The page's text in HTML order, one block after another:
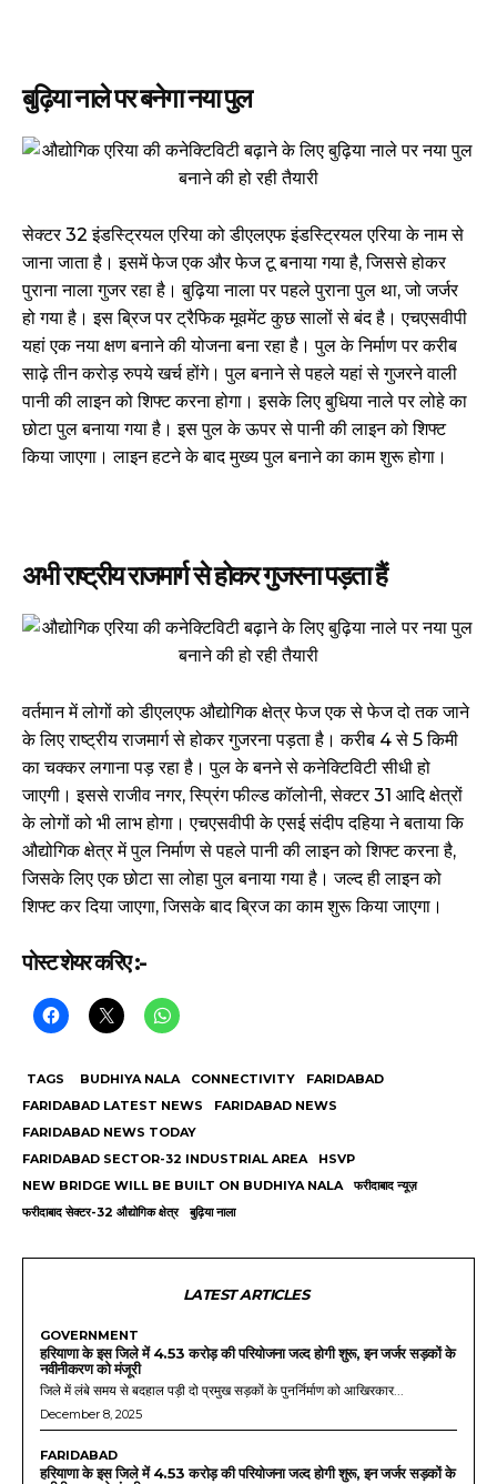
बुढ़िया नाले पर बनेगा नया पुल
सेक्टर 32 इंडस्ट्रियल एरिया को डीएलएफ इंडस्ट्रियल एरिया के नाम से
जाना जाता है। इसमें फेज एक और फेज टू बनाया गया है, जिससे होकर
पुराना नाला गुजर रहा है। बुढ़िया नाला पर पहले पुराना पुल था, जो जर्जर
हो गया है। इस ब्रिज पर ट्रैफिक मूवमेंट कुछ सालों से बंद है। एचएसवीपी
यहां एक नया क्षण बनाने की योजना बना रहा है। पुल के निर्माण पर करीब
साढ़े तीन करोड़ रुपये खर्च होंगे। पुल बनाने से पहले यहां से गुजरने वाली
पानी की लाइन को शिफ्ट करना होगा। इसके लिए बुधिया नाले पर लोहे का
छोटा पुल बनाया गया है। इस पुल के ऊपर से पानी की लाइन को शिफ्ट
किया जाएगा। लाइन हटने के बाद मुख्य पुल बनाने का काम शुरू होगा।
अभी राष्ट्रीय राजमार्ग से होकर गुजरना पड़ता हैं
वर्तमान में लोगों को डीएलएफ औद्योगिक क्षेत्र फेज एक से फेज दो तक जाने
के लिए राष्ट्रीय राजमार्ग से होकर गुजरना पड़ता है। करीब 4 से 5 किमी
का चक्कर लगाना पड़ रहा है। पुल के बनने से कनेक्टिविटी सीधी हो
जाएगी। इससे राजीव नगर, स्प्रिंग फील्ड कॉलोनी, सेक्टर 31 आदि क्षेत्रों
के लोगों को भी लाभ होगा। एचएसवीपी के एसई संदीप दहिया ने बताया कि
औद्योगिक क्षेत्र में पुल निर्माण से पहले पानी की लाइन को शिफ्ट करना है,
जिसके लिए एक छोटा सा लोहा पुल बनाया गया है। जल्द ही लाइन को
शिफ्ट कर दिया जाएगा, जिसके बाद ब्रिज का काम शुरू किया जाएगा।
पोस्ट शेयर करिए :-
TAGS BUDHIYA NALA CONNECTIVITY
FARIDABAD
FARIDABAD LATEST NEWS
FARIDABAD NEWS
FARIDABAD NEWS TODAY
FARIDABAD SECTOR-32 INDUSTRIAL AREA
HSVP
NEW BRIDGE WILL BE BUILT ON BUDHIYA NALA
फरीदाबाद न्यूज़
फरीदाबाद सेक्टर-32 औद्योगिक क्षेत्र
बुढ़िया नाला
LATEST ARTICLES
GOVERNMENT
हरियाणा के इस जिले में 4.53 करोड़ की परियोजना जल्द होगी शुरू, इन जर्जर सड़कों के
नवीनीकरण को मंजूरी
जिले में लंबे समय से बदहाल पड़ी दो प्रमुख सड़कों के पुनर्निर्माण को आखिरकार...
December 8, 2025
FARIDABAD
हरियाणा के इस जिले में 4.53 करोड़ की परियोजना जल्द होगी शुरू, इन जर्जर सड़कों के